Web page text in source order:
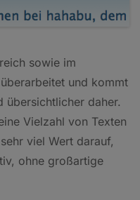
sowie im
und kommt
übersichtlicher daher.
Vielzahl von Texten
viel Wert darauf,
ohne großartige